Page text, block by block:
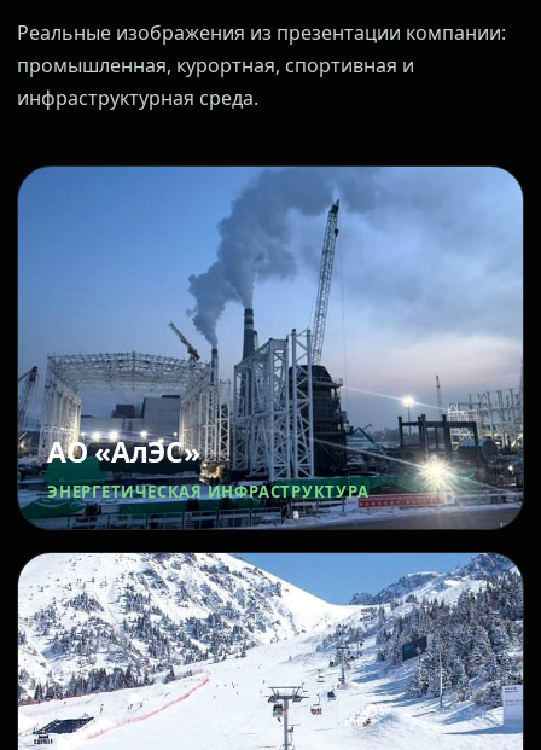
Реальные изображения из презентации компании:
промышленная, курортная, спортивная и
инфраструктурная среда.
АО «АлЭС»
ЭНЕРГЕТИЧЕСКАЯ ИНФРАСТРУКТУРА